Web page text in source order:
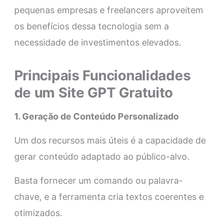
pequenas empresas e freelancers aproveitem
os benefícios dessa tecnologia sem a
necessidade de investimentos elevados.
Principais Funcionalidades
de um Site GPT Gratuito
1. Geração de Conteúdo Personalizado
Um dos recursos mais úteis é a capacidade de
gerar conteúdo adaptado ao público-alvo.
Basta fornecer um comando ou palavra-
chave, e a ferramenta cria textos coerentes e
otimizados.